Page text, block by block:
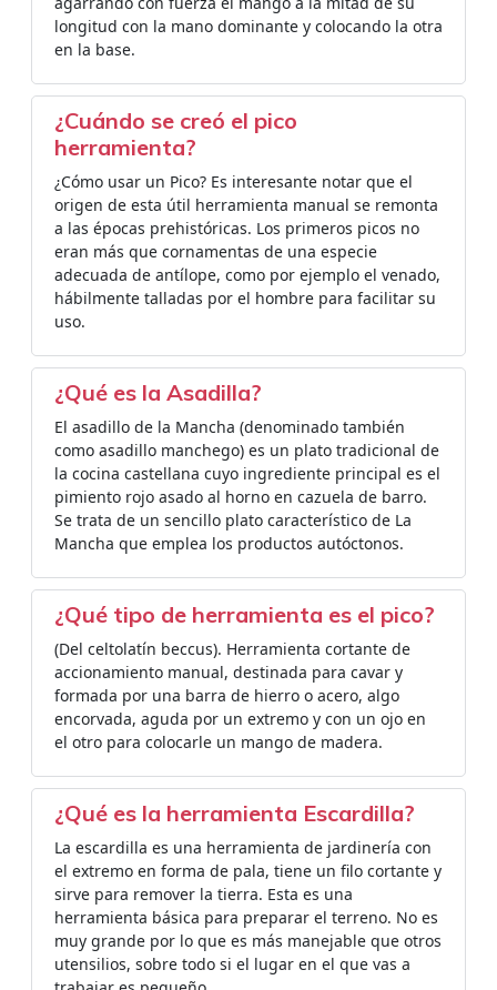
longitud con la mano dominante y colocando la otra
en la base.
¿Cuándo se creó el pico
herramienta?
¿Cómo usar un Pico? Es interesante notar que el
origen de esta útil herramienta manual se remonta
a las épocas prehistóricas. Los primeros picos no
eran más que cornamentas de una especie
adecuada de antílope, como por ejemplo el venado,
hábilmente talladas por el hombre para facilitar su
uso.
¿Qué es la Asadilla?
El asadillo de la Mancha (denominado también
como asadillo manchego) es un plato tradicional de
la cocina castellana cuyo ingrediente principal es el
pimiento rojo asado al horno en cazuela de barro.
Se trata de un sencillo plato característico de La
Mancha que emplea los productos autóctonos.
¿Qué tipo de herramienta es el pico?
(Del celtolatín beccus). Herramienta cortante de
accionamiento manual, destinada para cavar y
formada por una barra de hierro o acero, algo
encorvada, aguda por un extremo y con un ojo en
el otro para colocarle un mango de madera.
¿Qué es la herramienta Escardilla?
La escardilla es una herramienta de jardinería con
el extremo en forma de pala, tiene un filo cortante y
sirve para remover la tierra. Esta es una
herramienta básica para preparar el terreno. No es
muy grande por lo que es más manejable que otros
utensilios, sobre todo si el lugar en el que vas a